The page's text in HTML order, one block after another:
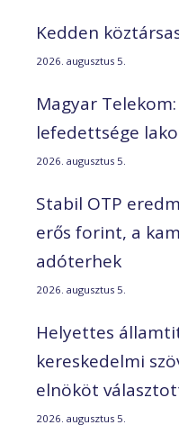
Kedden
2026. augusztus 5.
Magyar
lefedettsége
2026. augusztus 5.
Stabil OTP
erős forint, a
adóterhek
2026. augusztus 5.
Helyettes
kereskedelmi
elnököt
2026. augusztus 5.